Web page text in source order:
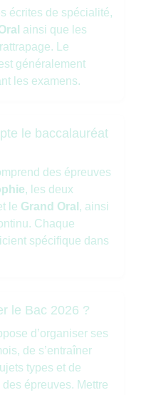
écrites de spécialité,
ainsi que les
Le
généralement
les examens.
le baccalauréat
des épreuves
, les deux
le Grand Oral , ainsi
Chaque
spécifique dans
le Bac 2026 ?
d’organiser ses
de s’entraîner
types et de
épreuves. Mettre